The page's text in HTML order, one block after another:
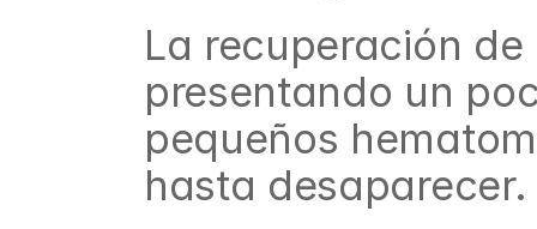
La recuperación
presentando un
pequeños
hasta desaparecer.